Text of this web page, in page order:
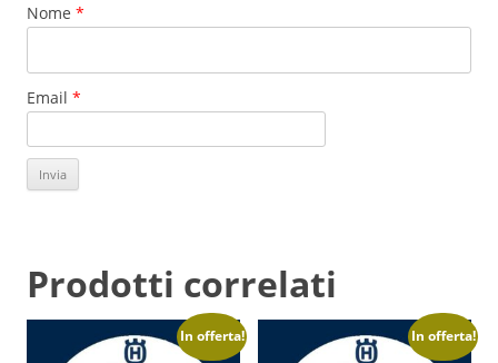
Nome *
Email *
Prodotti correlati
In offerta! In offerta!